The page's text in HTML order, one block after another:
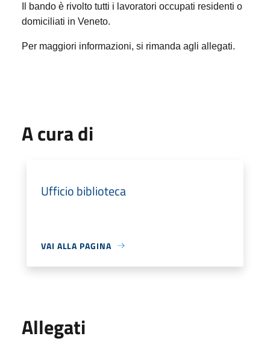
Il bando è rivolto tutti i lavoratori occupati residenti o
domiciliati in Veneto.
Per maggiori informazioni, si rimanda agli allegati.
A cura di
Ufficio biblioteca
VAI ALLA PAGINA
Allegati